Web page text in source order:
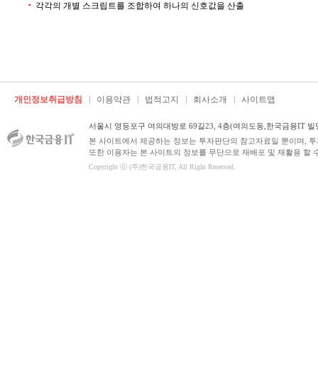
각각의 개별 스크립트를 조합하여 하나의 신호값을 산출
개인정보취급방침 이용약관 법적고지 회사소개 사이트맵
서울시 영등포구 여의대방로 69길23, 4층(여의도동,한국금융IT 빌
본 사이트에서 제공하는 정보는 투자판단의 참고자료일 뿐이며,
또한 이용자는 본 사이트의 정보를 무단으로 재배포 및 재활용 할
Copyright ⓒ (주)한국금융IT, All Right Reserved.